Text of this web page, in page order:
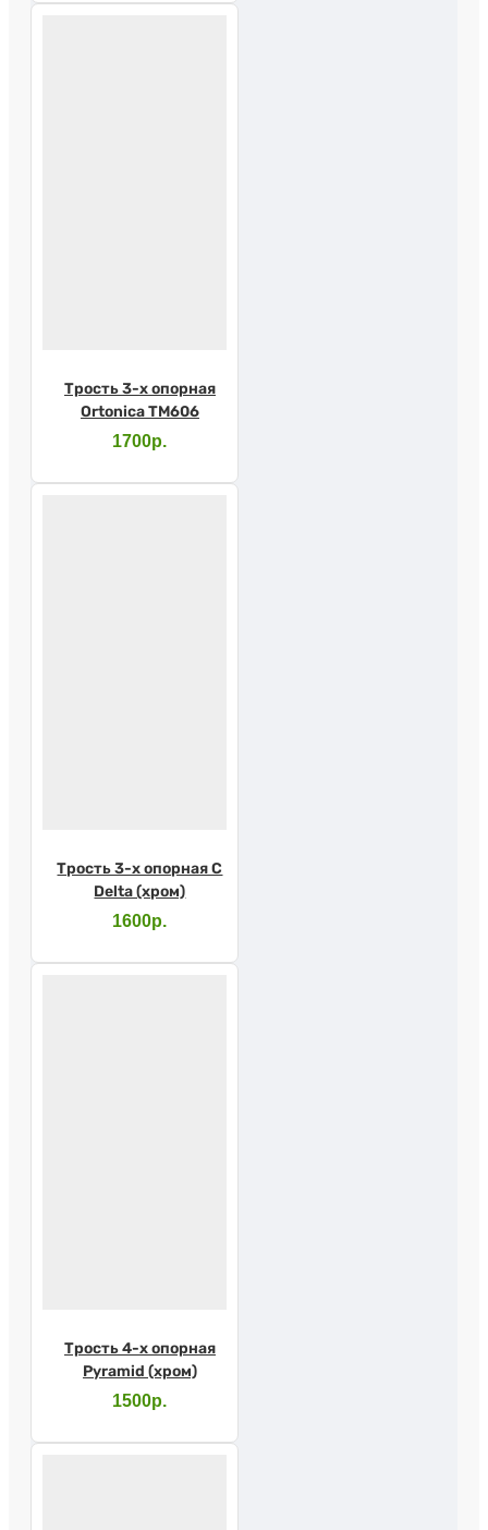
Трость 3-х опорная
Ortonica TM606
1700р.
Трость 3-х опорная С
Delta (хром)
1600р.
Трость 4-х опорная
Pyramid (хром)
1500р.